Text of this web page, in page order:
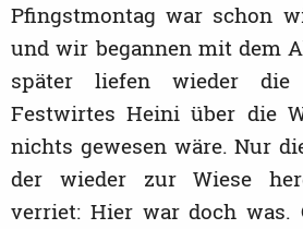
Pfingstmontag war schon
und wir begannen mit dem
später liefen wieder die
Festwirtes Heini über die
nichts gewesen wäre. Nur
der wieder zur Wiese
verriet: Hier war doch was.